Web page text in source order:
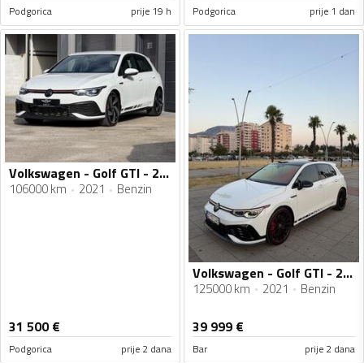
Podgorica prije 19 h Podgorica prije 1 dan
Volkswagen - Golf GTI - 2.0 TFSI Club Sport
106000 km 2021 Benzin
31 500€
Podgorica prije 2 dana
Volkswagen - Golf GTI - 2.0 benzin
125000 km 2021 Benzin
39 999 €
Bar prije 2 dana